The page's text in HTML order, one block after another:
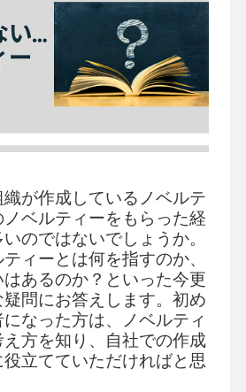
アリー
関連サービス
が作成しているノベルテ
ノベルティーをもらった経
のではないでしょうか。
ィーとは何を指すのか、
あるのか？といった今更
問にお答えします。初め
なった方は、ノベルティ
方を知り、自社での作成
立てていただければと思